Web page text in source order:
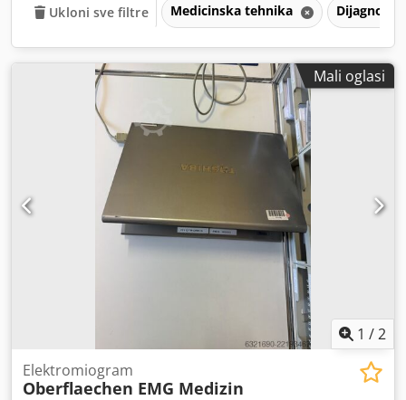
Ukloni sve filtre Medicinska tehnika
Mali oglasi
1 /2
Elektromiogram
Oberflaechen EMG Medizin